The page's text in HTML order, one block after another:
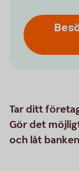
Tar ditt
Gör det
och låt